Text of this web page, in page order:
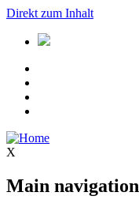
Direkt zum Inhalt
X
Main navigation